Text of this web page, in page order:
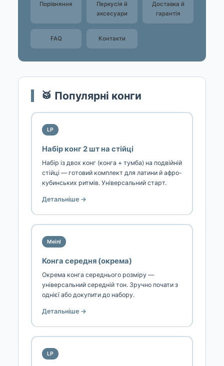
Порівняння
Перкусія й
аксесуари
Доставка й
гарантія
FAQ Контакти
🥁 Популярні конги
LP
Набір конг 2 шт на стійці
Набір із двох конг (конга + тумба) на подвійній
стійці — готовий комплект для латини й афро-
кубинських ритмів. Універсальний старт.
Детальніше →
Meinl
Конга середня (окрема)
Окрема конга середнього розміру —
універсальний середній тон. Зручно почати з
однієї або докупити до набору.
Детальніше →
LP